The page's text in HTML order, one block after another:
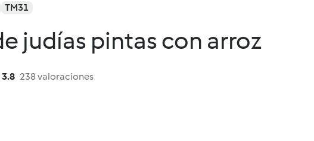
TM31
judías pintas con arroz
3.8 238 valoraciones